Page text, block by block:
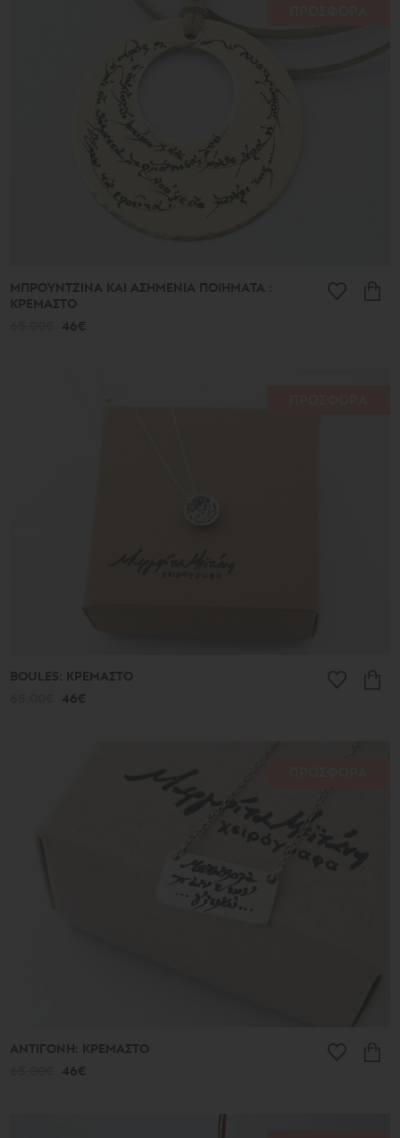
ΜΠΡΟΥΝΤΖΙΝΑ ΚΑΙ ΑΣΗΜΕΝΙΑ ΠΟΙΗΜΑΤΑ :
ΚΡΕΜΑΣΤΟ
46€
BOULES: ΚΡΕΜΑΣΤΟ
46€
ΑΝΤΙΓΟΝΗ: ΚΡΕΜΑΣΤΟ
46€